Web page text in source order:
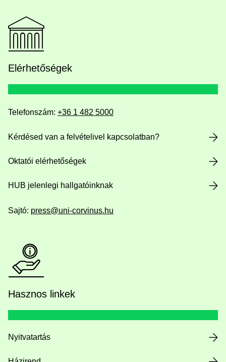
Elérhetőségek
Telefonszám: +36 1 482 5000
Kérdésed van a felvételivel kapcsolatban?
Oktatói elérhetőségek
HUB jelenlegi hallgatóinknak
Sajtó: press@uni-corvinus.hu
Hasznos linkek
Nyitvatartás